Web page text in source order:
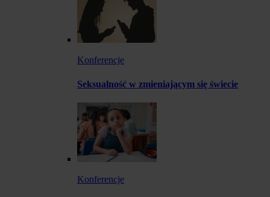
Konferencje
Seksualność w zmieniającym się świecie
Konferencje